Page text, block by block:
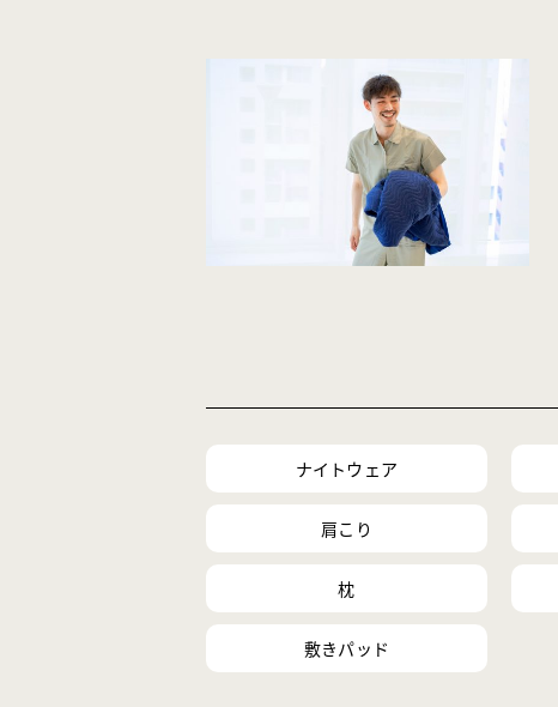
ナイトウェア
肩こり
枕
敷きパッド